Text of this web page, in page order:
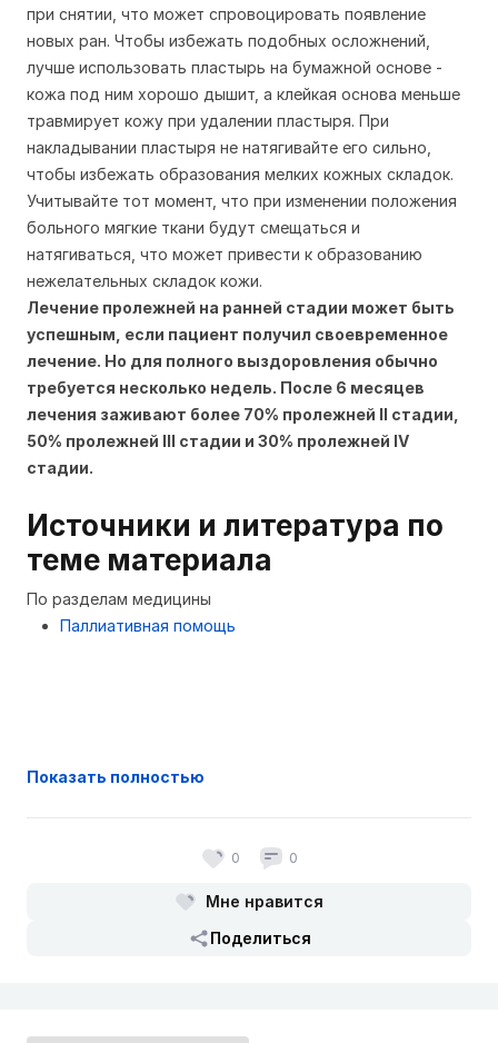
при снятии, что может спровоцировать появление
новых ран. Чтобы избежать подобных осложнений,
лучше использовать пластырь на бумажной основе -
кожа под ним хорошо дышит, а клейкая основа меньше
травмирует кожу при удалении пластыря. При
накладывании пластыря не натягивайте его сильно,
чтобы избежать образования мелких кожных складок.
Учитывайте тот момент, что при изменении положения
больного мягкие ткани будут смещаться и
натягиваться, что может привести к образованию
нежелательных складок кожи.
Лечение пролежней на ранней стадии может быть
успешным, если пациент получил своевременное
лечение. Но для полного выздоровления обычно
требуется несколько недель. После 6 месяцев
лечения заживают более 70% пролежней II стадии,
50% пролежней III стадии и 30% пролежней IV
стадии.
Источники и литература по
теме материала
По разделам медицины
Паллиативная помощь
Показать полностью
0 0
Мне нравится
Поделиться